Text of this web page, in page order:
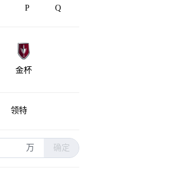
P Q
金杯
钧天
领特
万 确定